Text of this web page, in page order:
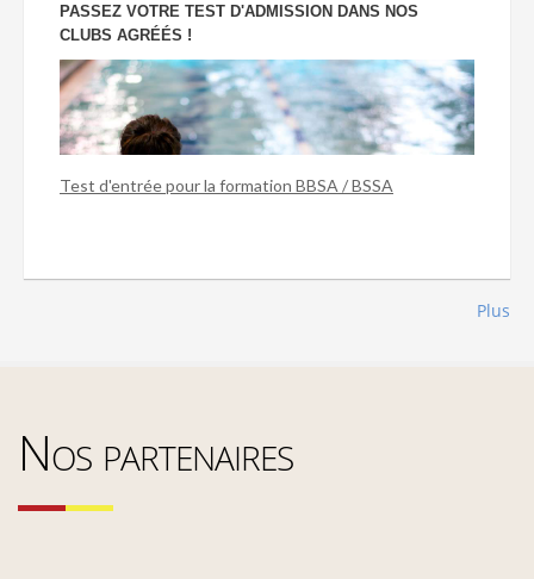
PASSEZ VOTRE TEST D'ADMISSION DANS NOS
CLUBS AGRÉÉS !
Test d'entrée pour la formation BBSA / BSSA
Plus
Nos partenaires